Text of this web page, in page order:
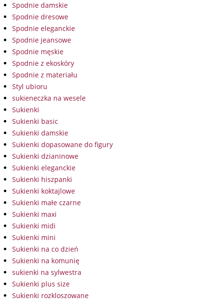
Spodnie damskie
Spodnie dresowe
Spodnie eleganckie
Spodnie jeansowe
Spodnie męskie
Spodnie z ekoskóry
Spodnie z materiału
Styl ubioru
sukieneczka na wesele
Sukienki
Sukienki basic
Sukienki damskie
Sukienki dopasowane do figury
Sukienki dzianinowe
Sukienki eleganckie
Sukienki hiszpanki
Sukienki koktajlowe
Sukienki małe czarne
Sukienki maxi
Sukienki midi
Sukienki mini
Sukienki na co dzień
Sukienki na komunię
sukienki na sylwestra
Sukienki plus size
Sukienki rozkloszowane